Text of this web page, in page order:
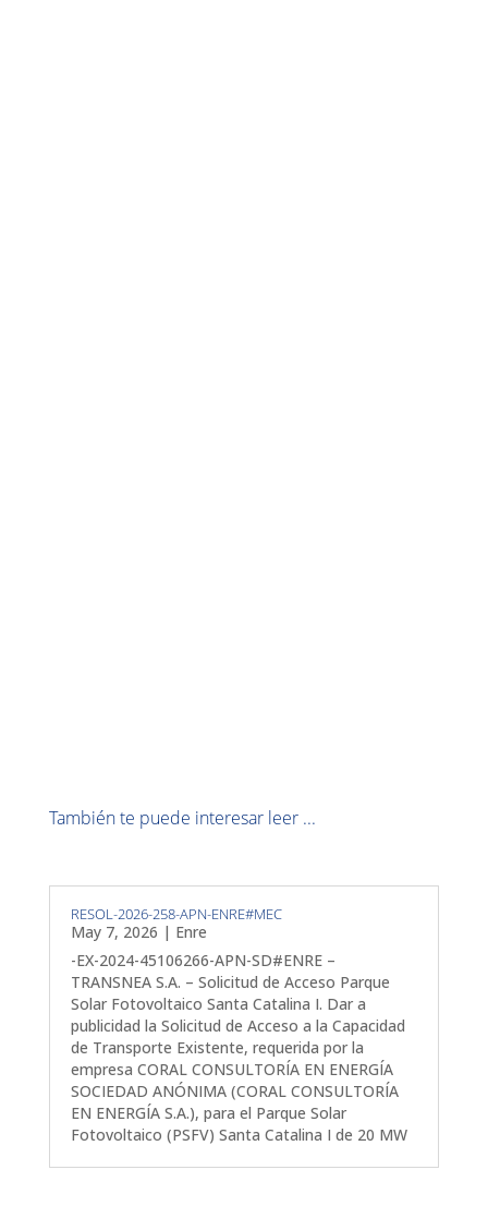
También te puede interesar leer ...
RESOL-2026-258-APN-ENRE#MEC
May 7, 2026 | Enre
-EX-2024-45106266-APN-SD#ENRE –
TRANSNEA S.A. – Solicitud de Acceso Parque
Solar Fotovoltaico Santa Catalina I. Dar a
publicidad la Solicitud de Acceso a la Capacidad
de Transporte Existente, requerida por la
empresa CORAL CONSULTORÍA EN ENERGÍA
SOCIEDAD ANÓNIMA (CORAL CONSULTORÍA
EN ENERGÍA S.A.), para el Parque Solar
Fotovoltaico (PSFV) Santa Catalina I de 20 MW